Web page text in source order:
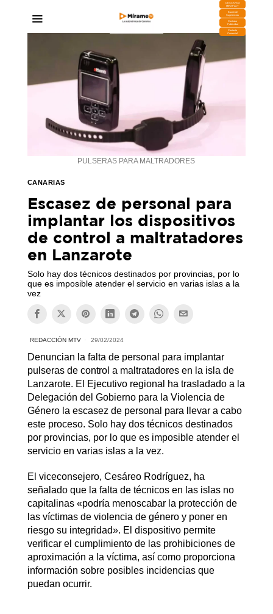
DESCARGA
MIRAPLAY
Buzón de
Sugerencias
Contratar
Publicidad
Contacto
Comercial
PULSERAS PARA MALTRADORES
CANARIAS
Escasez de personal para
implantar los dispositivos
de control a maltratadores
en Lanzarote
Solo hay dos técnicos destinados por provincias, por lo
que es imposible atender el servicio en varias islas a la
vez
REDACCIÓN MTV 29/02/2024
Denuncian la falta de personal para implantar
pulseras de control a maltratadores en la isla de
Lanzarote. El Ejecutivo regional ha trasladado a la
Delegación del Gobierno para la Violencia de
Género la escasez de personal para llevar a cabo
este proceso. Solo hay dos técnicos destinados
por provincias, por lo que es imposible atender el
servicio en varias islas a la vez.
El viceconsejero, Cesáreo Rodríguez, ha
señalado que la falta de técnicos en las islas no
capitalinas «podría menoscabar la protección de
las víctimas de violencia de género y poner en
riesgo su integridad». El dispositivo permite
verificar el cumplimiento de las prohibiciones de
aproximación a la víctima, así como proporciona
información sobre posibles incidencias que
puedan ocurrir.